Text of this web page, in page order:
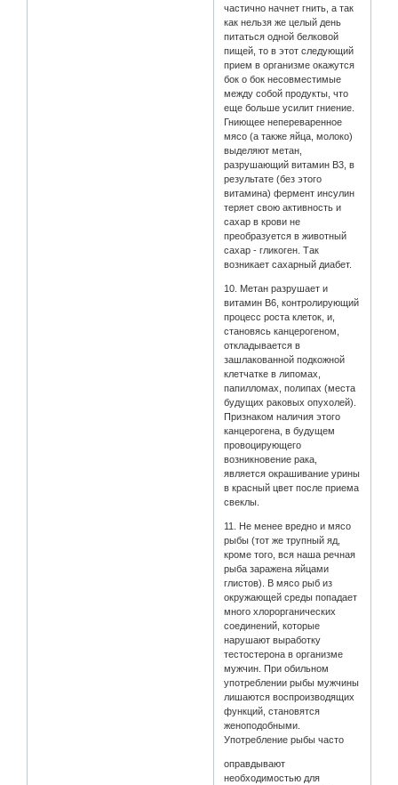
частично начнет гнить, а так
как нельзя же целый день
питаться одной белковой
пищей, то в этот следующий
прием в организме окажутся
бок о бок несовместимые
между собой продукты, что
еще больше усилит гниение.
Гниющее непереваренное
мясо (а также яйца, молоко)
выделяют метан,
разрушающий витамин В3, в
результате (без этого
витамина) фермент инсулин
теряет свою активность и
сахар в крови не
преобразуется в животный
сахар - гликоген. Так
возникает сахарный диабет.
10. Метан разрушает и
витамин В6, контролирующий
процесс роста клеток, и,
становясь канцерогеном,
откладывается в
зашлакованной подкожной
клетчатке в липомах,
папилломах, полипах (места
будущих раковых опухолей).
Признаком наличия этого
канцерогена, в будущем
провоцирующего
возникновение рака,
является окрашивание урины
в красный цвет после приема
свеклы.
11. Не менее вредно и мясо
рыбы (тот же трупный яд,
кроме того, вся наша речная
рыба заражена яйцами
глистов). В мясо рыб из
окружающей среды попадает
много хлорорганических
соединений, которые
нарушают выработку
тестостерона в организме
мужчин. При обильном
употреблении рыбы мужчины
лишаются воспроизводящих
функций, становятся
женоподобными.
Употребление рыбы часто
оправдывают
необходимостью для